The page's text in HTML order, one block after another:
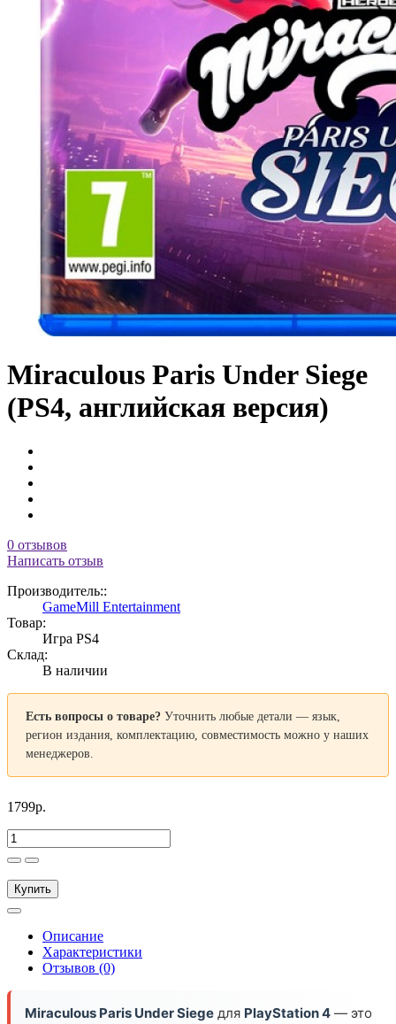
Miraculous Paris Under Siege
(PS4, английская версия)
0 отзывов
Написать отзыв
Производитель::
GameMill Entertainment
Товар:
Игра PS4
Склад:
В наличии
Есть вопросы о товаре? Уточнить любые детали — язык,
регион издания, комплектацию, совместимость можно у наших
менеджеров.
1799р.
Купить
Описание
Характеристики
Отзывов (0)
Miraculous Paris Under Siege для PlayStation 4 — это